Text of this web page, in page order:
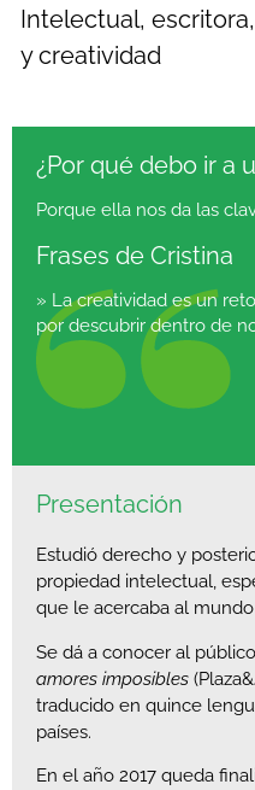
Intelectual,
y creatividad
¿Por qué debo ir a
Porque ella nos da las
Frases de Cristina
» La creatividad es un
por descubrir dentro de
Presentación
Estudió derecho y
propiedad intelectual,
que le acercaba al
Se dá a conocer al
amores imposibles
traducido en quince
países.
En el año 2017 queda